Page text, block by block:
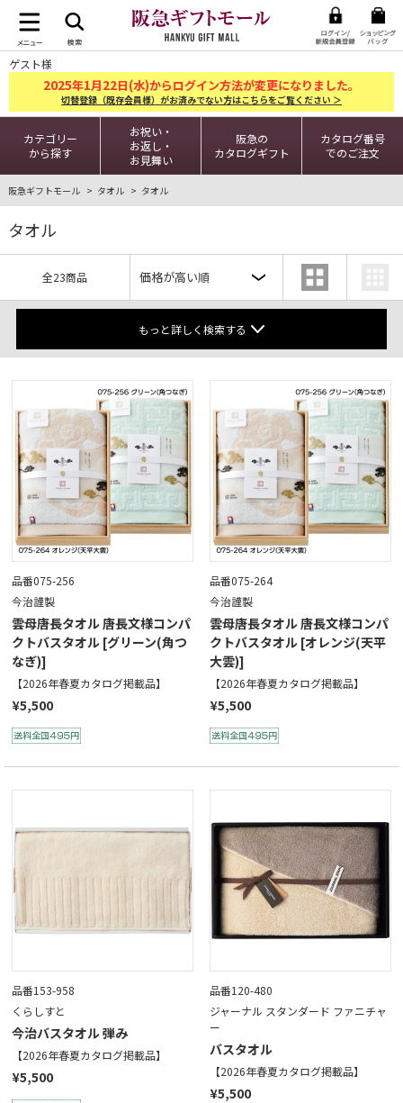
ゲスト様
2025年1月22日(水)からログイン方法が変更になりました。
切替登録（既存会員様）がお済みでない方はこちらをご覧ください ＞
カテゴリー
から探す
お祝い・
お返し・
お見舞い
阪急の
カタログギフト
カタログ番号
でのご注文
阪急ギフトモール タオル タオル
タオル
全23商品
もっと詳しく検索する
品番075-256
今治謹製
雲母唐長タオル 唐長文様コンパ
クトバスタオル [グリーン(角つ
なぎ)]
【2026年春夏カタログ掲載品】
¥5,500
品番075-264
今治謹製
雲母唐長タオル 唐長文様コンパ
クトバスタオル [オレンジ(天平
大雲)]
【2026年春夏カタログ掲載品】
¥5,500
品番153-958
くらしすと
今治バスタオル 弾み
【2026年春夏カタログ掲載品】
¥5,500
品番120-480
ジャーナル スタンダード ファニチャ
ー
バスタオル
【2026年春夏カタログ掲載品】
¥5,500